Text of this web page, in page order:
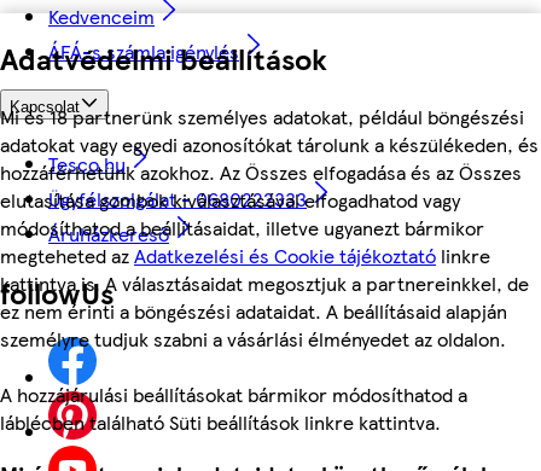
Adatvédelmi beállítások
Mi és 18 partnerünk személyes adatokat, például böngészési
adatokat vagy egyedi azonosítókat tárolunk a készülékeden, és
hozzáférhetünk azokhoz. Az Összes elfogadása és az Összes
elutasítása gombok kiválasztásával elfogadhatod vagy
módosíthatod a beállításaidat, illetve ugyanezt bármikor
megteheted azAdatkezelési és Cookie tájékoztató linkre
kattintva is. A választásaidat megosztjuk a partnereinkkel, de
ez nem érinti a böngészési adataidat. A beállításaid alapján
személyre tudjuk szabni a vásárlási élményedet az oldalon.
A hozzájárulási beállításokat bármikor módosíthatod a
láblécben található Süti beállítások linkre kattintva.
Kedvenceim
ÁFÁ-s számla igénylés
Kapcsolat
Tesco.hu
Ügyfélszolgálat - 0680222333
Áruházkereső
followUs